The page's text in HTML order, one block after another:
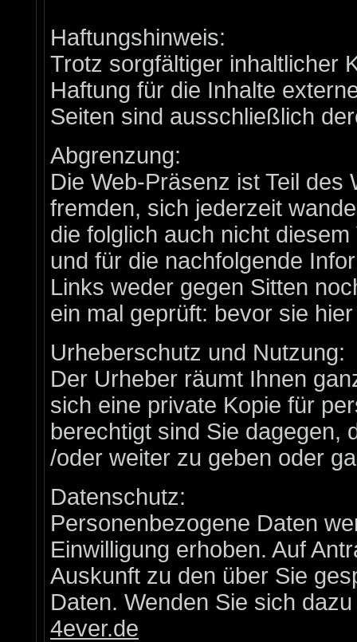
Haftungshinweis:
Trotz sorgfältiger inhaltlicher
Haftung für die Inhalte
Seiten sind ausschließlich
Abgrenzung:
Die Web-Präsenz ist Teil
fremden, sich jederzeit
die folglich auch nicht
und für die nachfolgende
Links weder gegen Sitten
ein mal geprüft: bevor sie
Urheberschutz und Nutzung:
Der Urheber räumt Ihnen
sich eine private Kopie für
berechtigt sind Sie dagegen,
/oder weiter zu geben oder
Datenschutz:
Personenbezogene Daten
Einwilligung erhoben. Auf
Auskunft zu den über Sie
Daten. Wenden Sie sich
4ever.de